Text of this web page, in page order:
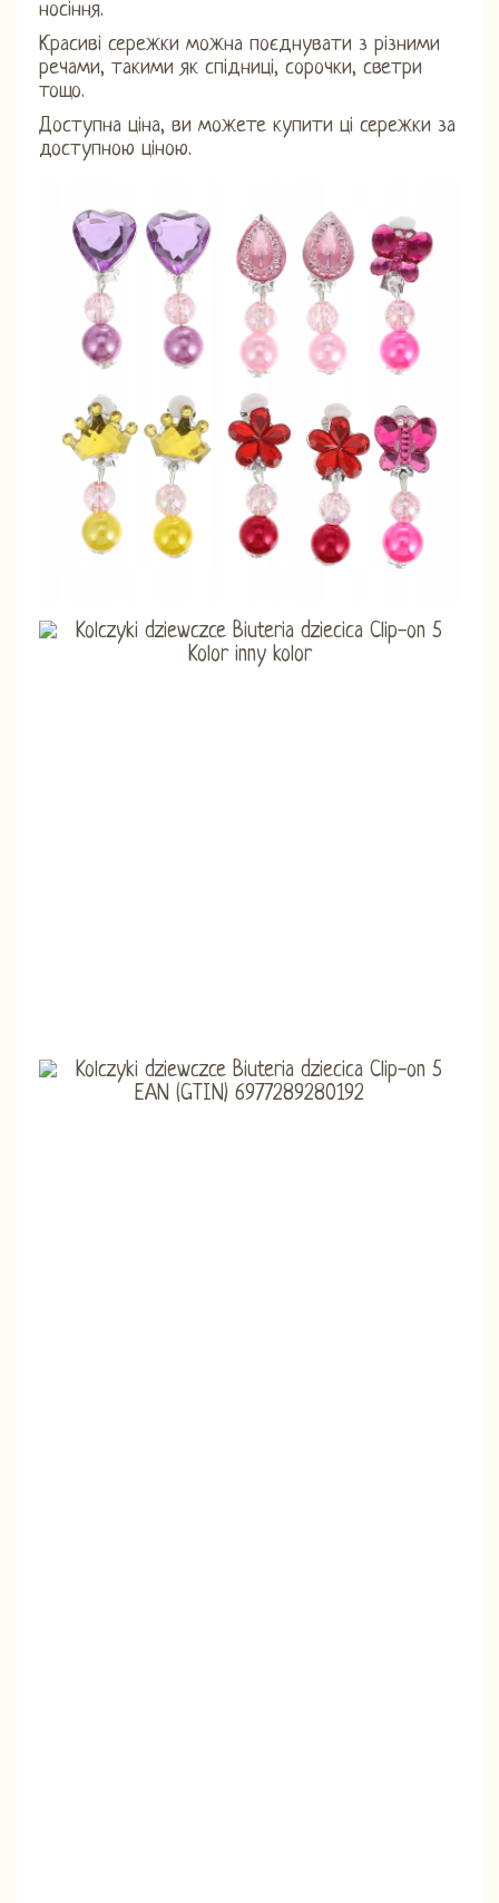
носіння.
Красиві сережки можна поєднувати з різними
речами, такими як спідниці, сорочки, светри
тощо.
Доступна ціна, ви можете купити ці сережки за
доступною ціною.